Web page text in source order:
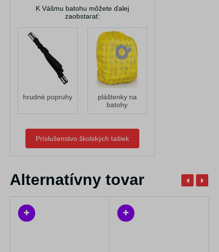
K Vášmu batohu môžete ďalej
zaobstarať:
hrudné popruhy
pláštenky na
batohy
Príslušenstvo školských tašiek
Alternatívny tovar